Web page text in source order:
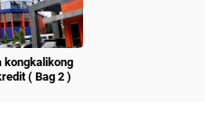
kongkalikong
( Bag 2 )